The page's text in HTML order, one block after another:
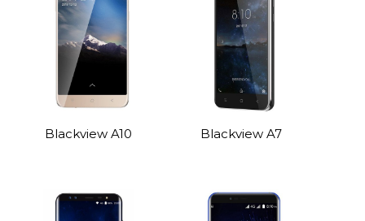
Blackview A10 Blackview A7